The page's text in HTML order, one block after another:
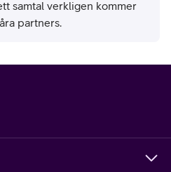
samtal verkligen kommer
partners.